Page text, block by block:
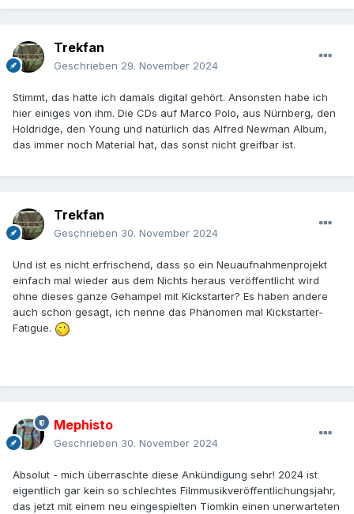
Trekfan
Geschrieben 29. November 2024
Stimmt, das hatte ich damals digital gehört. Ansonsten habe ich
hier einiges von ihm. Die CDs auf Marco Polo, aus Nürnberg, den
Holdridge, den Young und natürlich das Alfred Newman Album,
das immer noch Material hat, das sonst nicht greifbar ist.
Trekfan
Geschrieben 30. November 2024
Und ist es nicht erfrischend, dass so ein Neuaufnahmenprojekt
einfach mal wieder aus dem Nichts heraus veröffentlicht wird
ohne dieses ganze Gehampel mit Kickstarter? Es haben andere
auch schon gesagt, ich nenne das Phänomen mal Kickstarter-
Fatigue.
Mephisto
Geschrieben 30. November 2024
Absolut - mich überraschte diese Ankündigung sehr! 2024 ist
eigentlich gar kein so schlechtes Filmmusikveröffentlichungsjahr,
das jetzt mit einem neu eingespielten Tiomkin einen unerwarteten